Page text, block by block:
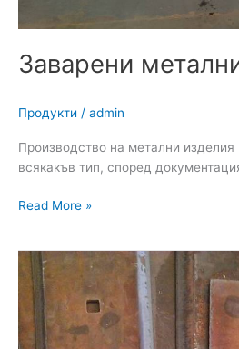
Заварени
Продукти / admin
Производство на метални изделия
всякакъв тип, според
Read More »
Ножове
за
булдозери
челни